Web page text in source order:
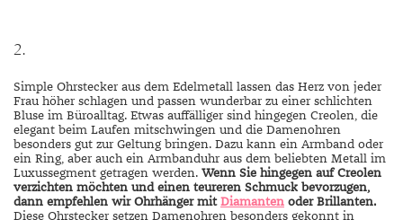
2.
Simple Ohrstecker aus dem Edelmetall lassen das Herz von jeder
Frau höher schlagen und passen wunderbar zu einer schlichten
Bluse im Büroalltag. Etwas auffälliger sind hingegen Creolen, die
elegant beim Laufen mitschwingen und die Damenohren
besonders gut zur Geltung bringen. Dazu kann ein Armband oder
ein Ring, aber auch ein Armbanduhr aus dem beliebten Metall im
Luxussegment getragen werden. Wenn Sie hingegen auf Creolen
verzichten möchten und einen teureren Schmuck bevorzugen,
dann empfehlen wir Ohrhänger mit Diamanten oder Brillanten.
Diese Ohrstecker setzen Damenohren besonders gekonnt in